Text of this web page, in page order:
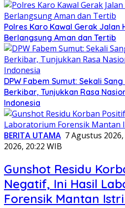
Polres Karo Kawal Gerak Jalan
Berlangsung Aman dan Tertib
DPW Fabem Sumut: Sekali
Berkibar, Tunjukkan Rasa
Indonesia
BERITA UTAMA 7 Agustus
2026, 20:22 WIB
Gunshot Residu
Negatif, Ini Hasil
Forensik Mantan